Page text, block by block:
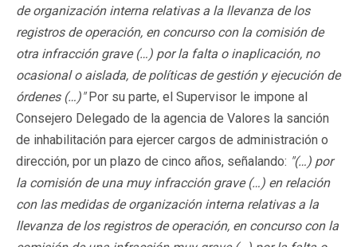
de organización interna relativas a la llevanza de los
registros de operación, en concurso con la comisión de
otra infracción grave (…) por la falta o inaplicación, no
ocasional o aislada, de políticas de gestión y ejecución de
órdenes (…)"Por su parte, el Supervisor le impone al
Consejero Delegado de la agencia de Valores la sanción
de inhabilitación para ejercer cargos de administración o
dirección, por un plazo de cinco años, señalando: "(…) por
la comisión de una muy infracción grave (…) en relación
con las medidas de organización interna relativas a la
llevanza de los registros de operación, en concurso con la